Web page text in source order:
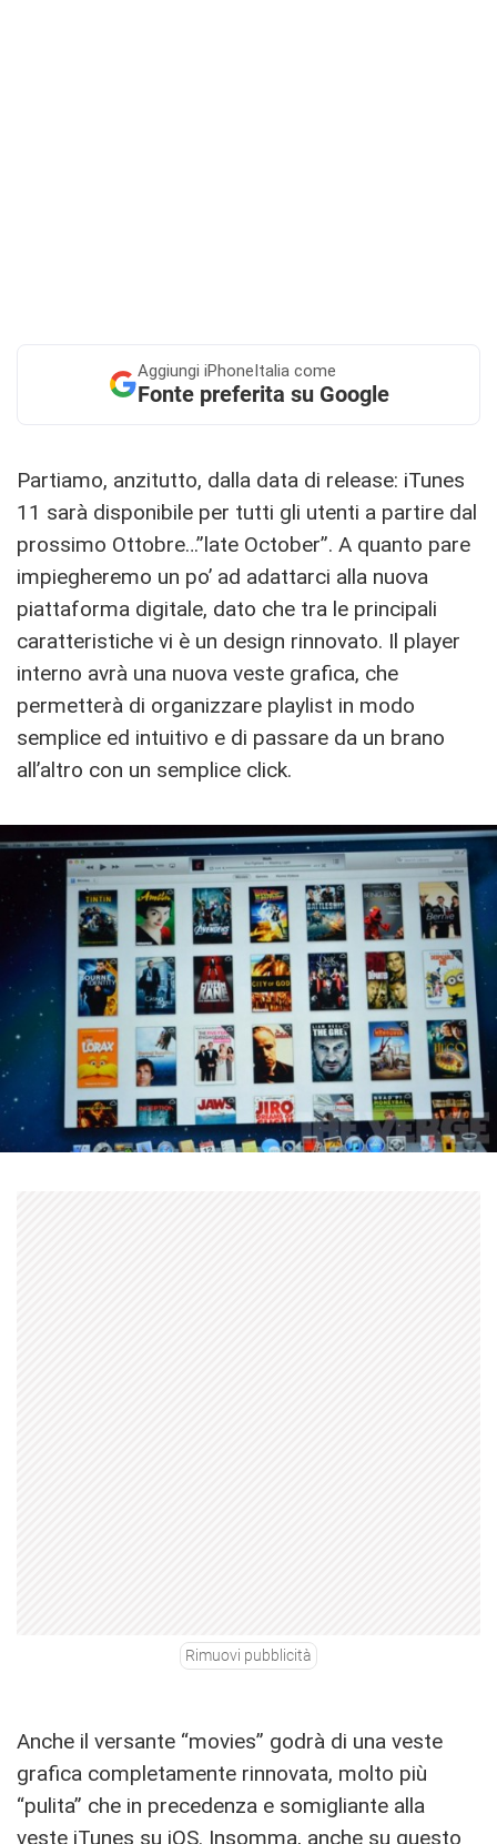
Aggiungi iPhoneItalia come
Fonte preferita su Google
Partiamo, anzitutto, dalla data di release: iTunes
11 sarà disponibile per tutti gli utenti a partire dal
prossimo Ottobre…”late October”. A quanto pare
impiegheremo un po’ ad adattarci alla nuova
piattaforma digitale, dato che tra le principali
caratteristiche vi è un design rinnovato. Il player
interno avrà una nuova veste grafica, che
permetterà di organizzare playlist in modo
semplice ed intuitivo e di passare da un brano
all’altro con un semplice click.
Rimuovi pubblicità
Anche il versante “movies” godrà di una veste
grafica completamente rinnovata, molto più
“pulita” che in precedenza e somigliante alla
veste iTunes su iOS. Insomma, anche su questo